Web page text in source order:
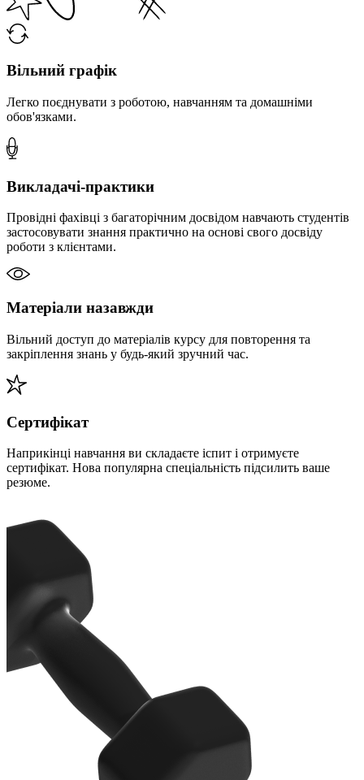
Вільний графік
Легко поєднувати з роботою, навчанням та домашніми
обов'язками.
Викладачі-практики
Провідні фахівці з багаторічним досвідом навчають студентів
застосовувати знання практично на основі свого досвіду
роботи з клієнтами.
Матеріали назавжди
Вільний доступ до матеріалів курсу для повторення та
закріплення знань у будь-який зручний час.
Сертифікат
Наприкінці навчання ви складаєте іспит і отримуєте
сертифікат. Нова популярна спеціальність підсилить ваше
резюме.